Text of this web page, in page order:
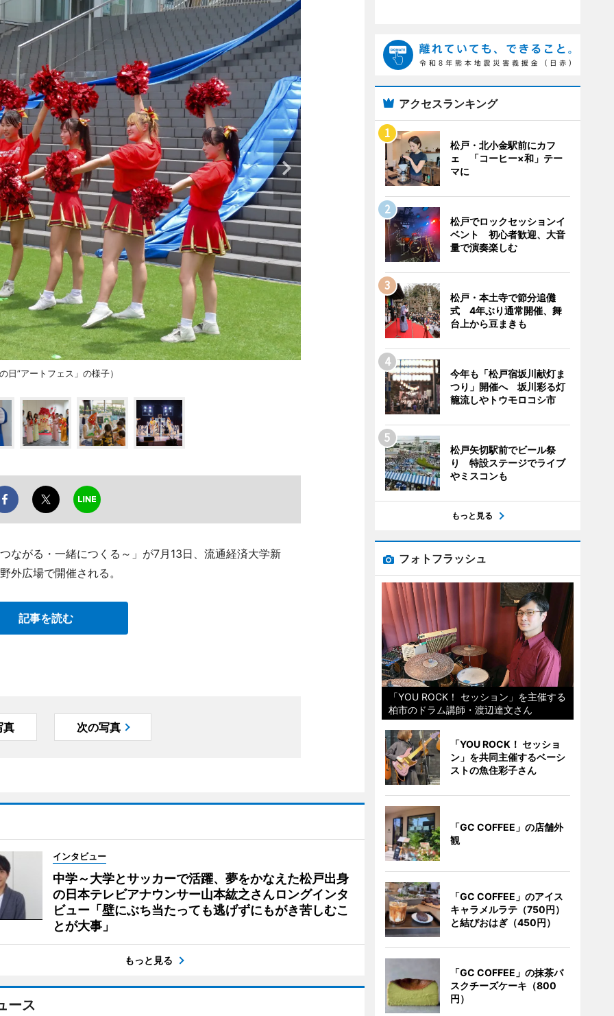
”アートフェス」の様子）
ながる・一緒につくる～」が7月13日、流通経済大学新
外広場で開催される。
記事を読む
真 次の写真
インタビュー
中学～大学とサッカーで活躍、夢をかなえた松戸出身
の日本テレビアナウンサー山本紘之さんロングインタ
ビュー「壁にぶち当たっても逃げずにもがき苦しむこ
とが大事」
もっと見る
ース
アクセスランキング
松戸・北小金駅前にカフ
ェ 「コーヒー×和」テー
マに
松戸でロックセッションイ
ベント 初心者歓迎、大音
量で演奏楽しむ
松戸・本土寺で節分追儺
式 4年ぶり通常開催、舞
台上から豆まきも
今年も「松戸宿坂川献灯ま
つり」開催へ 坂川彩る灯
籠流しやトウモロコシ市
松戸矢切駅前でビール祭
り 特設ステージでライブ
やミスコンも
もっと見る
フォトフラッシュ
「YOU ROCK！ セッション」を主催する
柏市のドラム講師・渡辺達文さん
「YOU ROCK！ セッショ
ン」を共同主催するベーシ
ストの魚住彩子さん
「GC COFFEE」の店舗外
観
「GC COFFEE」のアイス
キャラメルラテ（750円）
と結びおはぎ（450円）
「GC COFFEE」の抹茶バ
スクチーズケーキ（800
円）